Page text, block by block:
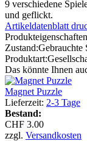
9 verschiedene
und geflickt.
Artikeldatenblatt
Produkteigenschaften
Zustand:Gebrauchte
Produktart:
Das könnte Ihnen
Magnet Puzzle
Lieferzeit: 2-3 Tage
Bestand:
CHF 3.00
zzgl. Versandkosten